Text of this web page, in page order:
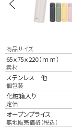
商品サイズ
65ｘ75ｘ220（ｍｍ）
素材
ステンレス 他
個包装
化粧箱入り
定価
オープンプライス
無地販売価格（税込）